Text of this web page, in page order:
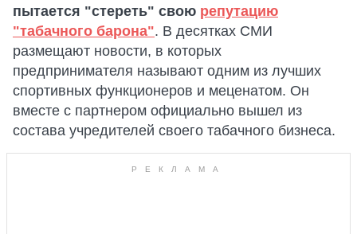
пытается "стереть" свою репутацию
"табачного барона". В десятках СМИ
размещают новости, в которых
предпринимателя называют одним из лучших
спортивных функционеров и меценатом. Он
вместе с партнером официально вышел из
состава учредителей своего табачного бизнеса.